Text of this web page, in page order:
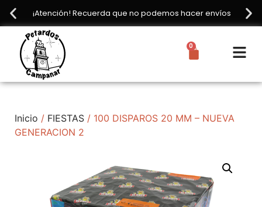
¡Atención! Recuerda que no podemos hacer envíos
0
Inicio / FIESTAS / 100 DISPAROS 20 MM – NUEVA
GENERACION 2